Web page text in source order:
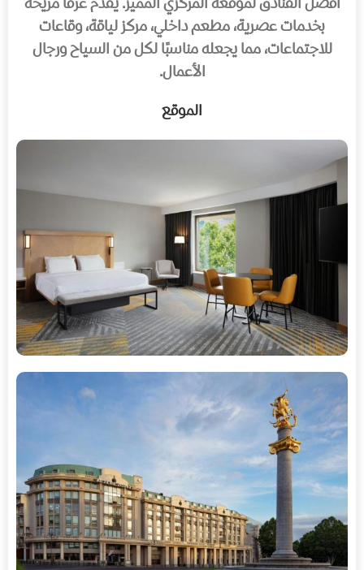
أفضل الفنادق لموقعه المركزي المميز. يقدم غرفًا مريحة
بخدمات عصرية، مطعم داخلي، مركز لياقة، وقاعات
للاجتماعات، مما يجعله مناسبًا لكل من السياح ورجال
الأعمال.
الموقع